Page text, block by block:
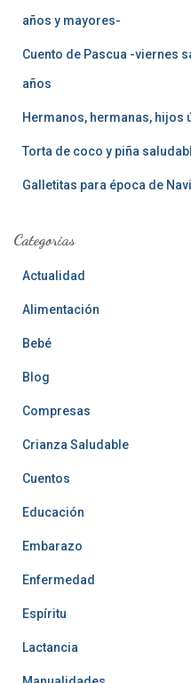
años y mayores-
Cuento de Pascua -viernes
años
Hermanos, hermanas, hijos
Torta de coco y piña
Galletitas para época de
Categorias
Actualidad
Alimentación
Bebé
Blog
Compresas
Crianza Saludable
Cuentos
Educación
Embarazo
Enfermedad
Espíritu
Lactancia